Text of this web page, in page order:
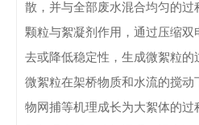
散，并与全部废水混合均匀的
颗粒与絮凝剂作用，通过压缩双
去或降低稳定性，生成微絮粒
微絮粒在架桥物质和水流的搅动
物网捕等机理成长为大絮体的过